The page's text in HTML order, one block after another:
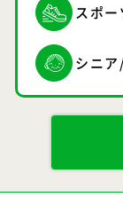
スポー
シニ